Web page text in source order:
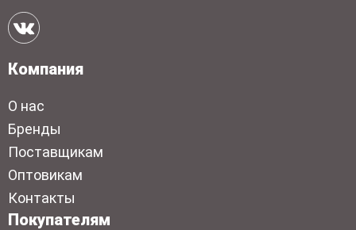
Компания
О нас
Бренды
Поставщикам
Оптовикам
Контакты
Покупателям